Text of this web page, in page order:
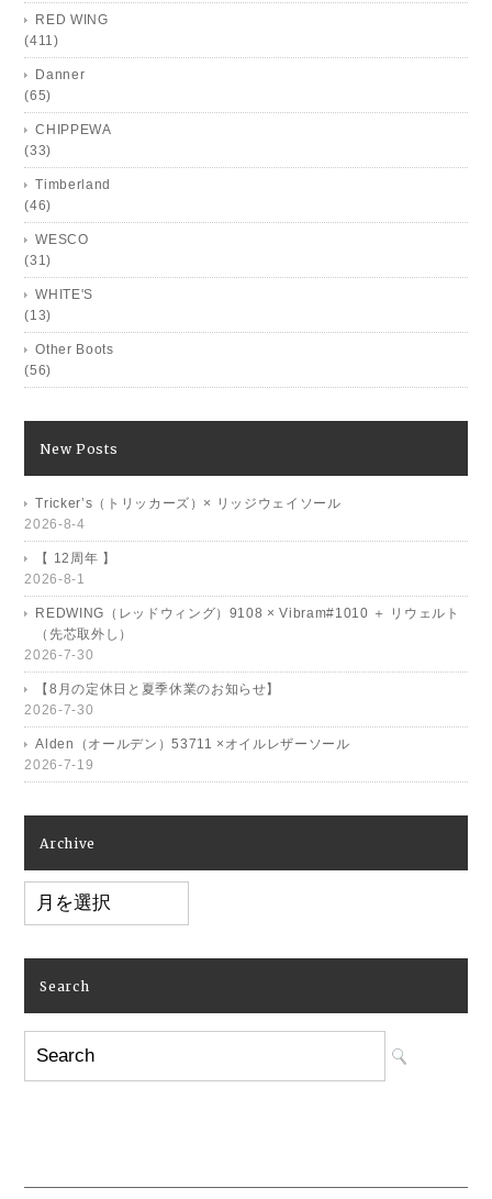
RED WING
(411)
Danner
(65)
CHIPPEWA
(33)
Timberland
(46)
WESCO
(31)
WHITE'S
(13)
Other Boots
(56)
New Posts
Tricker’s（トリッカーズ）× リッジウェイソール
2026-8-4
【 12周年 】
2026-8-1
REDWING（レッドウィング）9108 × Vibram#1010 ＋ リウェルト
（先芯取外し）
2026-7-30
【8月の定休日と夏季休業のお知らせ】
2026-7-30
Alden（オールデン）53711 ×オイルレザーソール
2026-7-19
Archive
Archive
Search